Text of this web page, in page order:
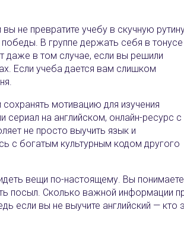
не превратите учебу в скучную
В группе держать себя в тонусе
даже в том случае, если вы решили
Если учеба дается вам слишком
мотивацию для изучения
на английском, онлайн-ресурс с
не просто выучить язык и
с богатым культурным кодом другого
вещи по-настоящему. Вы
посыл. Сколько важной
если вы не выучите английский — кто